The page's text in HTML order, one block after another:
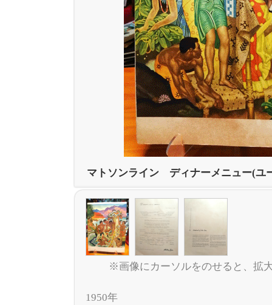
マトソンライン ディナーメニュー(ユ
※画像にカーソルをのせると、拡
1950年